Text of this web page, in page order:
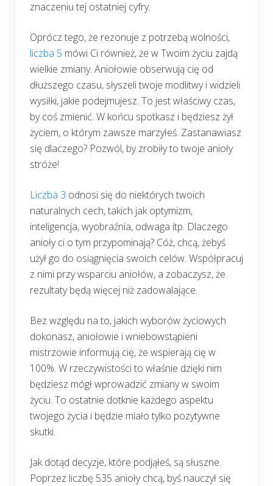
znaczeniu tej ostatniej cyfry.
Oprócz tego, że rezonuje z potrzebą wolności,
liczba 5 mówi Ci również, że w Twoim życiu zajdą
wielkie zmiany. Aniołowie obserwują cię od
dłuższego czasu, słyszeli twoje modlitwy i widzieli
wysiłki, jakie podejmujesz. To jest właściwy czas,
by coś zmienić. W końcu spotkasz i będziesz żył
życiem, o którym zawsze marzyłeś. Zastanawiasz
się dlaczego? Pozwól, by zrobiły to twoje anioły
stróże!
Liczba 3 odnosi się do niektórych twoich
naturalnych cech, takich jak optymizm,
inteligencja, wyobraźnia, odwaga itp. Dlaczego
anioły ci o tym przypominają? Cóż, chcą, żebyś
użył go do osiągnięcia swoich celów. Współpracuj
z nimi przy wsparciu aniołów, a zobaczysz, że
rezultaty będą więcej niż zadowalające.
Bez względu na to, jakich wyborów życiowych
dokonasz, aniołowie i wniebowstąpieni
mistrzowie informują cię, że wspierają cię w
100%. W rzeczywistości to właśnie dzięki nim
będziesz mógł wprowadzić zmiany w swoim
życiu. To ostatnie dotknie każdego aspektu
twojego życia i będzie miało tylko pozytywne
skutki.
Jak dotąd decyzje, które podjąłeś, są słuszne.
Poprzez liczbę 535 anioły chcą, byś nauczył się